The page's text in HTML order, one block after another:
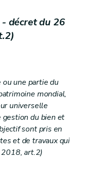
décret du 26
une partie du
mondial,
universelle
du bien et
sont pris en
et de travaux qui
art.2)